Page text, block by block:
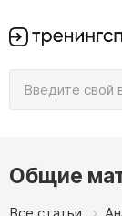
Общие